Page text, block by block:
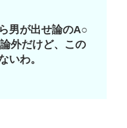
男が出せ論のA○
外だけど、この
いわ。